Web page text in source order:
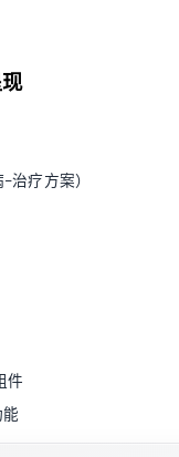
疗方案）
件